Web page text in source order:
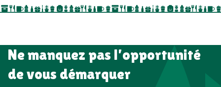
salon professionnel
Ne manquez pas l’opportunité
de vous démarquer